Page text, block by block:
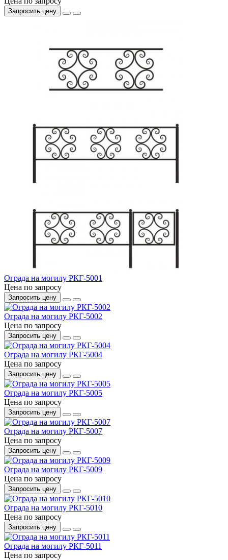
Запросить цену
Ограда на могилу РКГ-5001
Цена по запросу
Запросить цену
Ограда на могилу РКГ-5002
Цена по запросу
Запросить цену
Ограда на могилу РКГ-5004
Цена по запросу
Запросить цену
Ограда на могилу РКГ-5005
Цена по запросу
Запросить цену
Ограда на могилу РКГ-5007
Цена по запросу
Запросить цену
Ограда на могилу РКГ-5009
Цена по запросу
Запросить цену
Ограда на могилу РКГ-5010
Цена по запросу
Запросить цену
Ограда на могилу РКГ-5011
Цена по запросу